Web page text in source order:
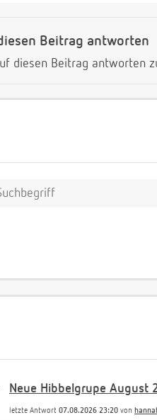
Beitrag antworten
diesen Beitrag antworten
Neue Hibbelgrupe August
letzte Antwort 07.08.2026 23:20 von